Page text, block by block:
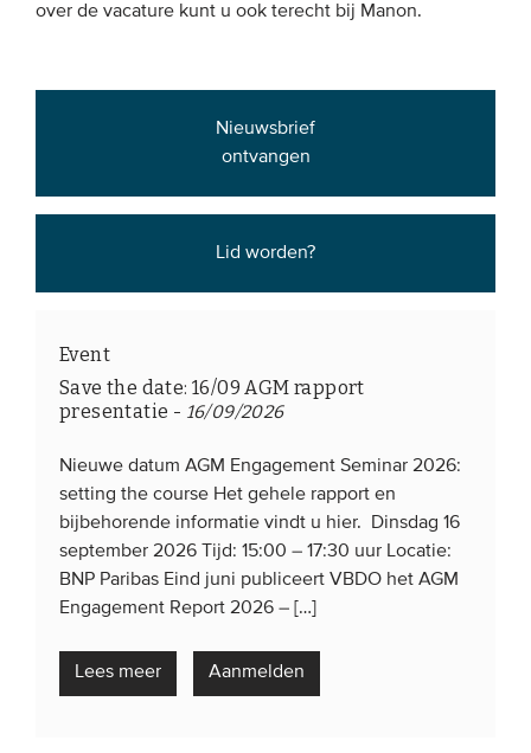
over de vacature kunt u ook terecht bij Manon.
Nieuwsbrief
ontvangen
Lid worden?
Event
Save the date: 16/09 AGM rapport
presentatie - 16/09/2026
Nieuwe datum AGM Engagement Seminar 2026:
setting the course Het gehele rapport en
bijbehorende informatie vindt u hier. Dinsdag 16
september 2026 Tijd: 15:00 – 17:30 uur Locatie:
BNP Paribas Eind juni publiceert VBDO het AGM
Engagement Report 2026 – […]
Lees meer Aanmelden